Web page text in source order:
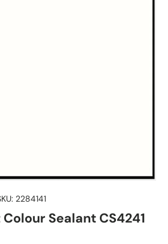
2284141
Sealant CS4241